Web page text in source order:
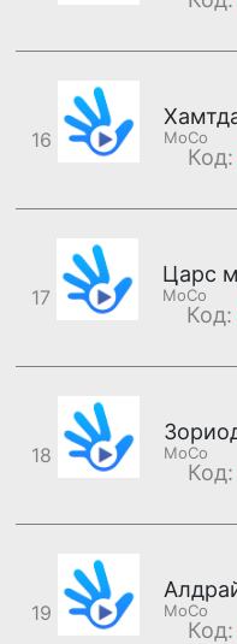
16 MoCo
Код:
17 MoCo
Код:
18 MoCo
Код:
19 MoCo
Код: